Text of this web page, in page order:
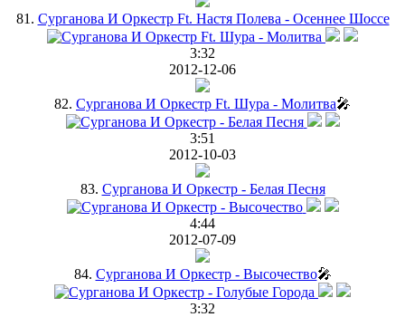
81. Cурганова И Оркестр Ft. Настя Полева - Осеннее Шоссе
3:32
2012-12-06
82. Сурганова И Оркестр Ft. Шура - Молитва🎤
3:51
2012-10-03
83. Сурганова И Оркестр - Белая Песня
4:44
2012-07-09
84. Сурганова И Оркестр - Высочество🎤
3:32